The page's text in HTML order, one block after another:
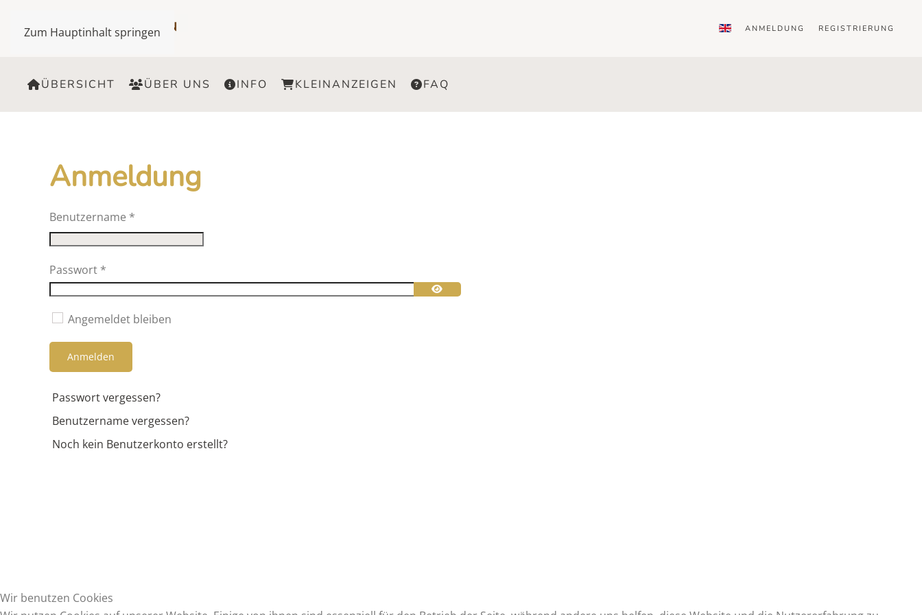
Zum Hauptinhalt springen ANMELDUNG REGISTRIERUNG
ÜBERSICHT ÜBER UNS INFO KLEINANZEIGEN FAQ
Anmeldung
Benutzername *
Passwort *
Passwort anzeigen
Angemeldet bleiben
Anmelden
Passwort vergessen?
Benutzername vergessen?
Noch kein Benutzerkonto erstellt?
Wir benutzen Cookies